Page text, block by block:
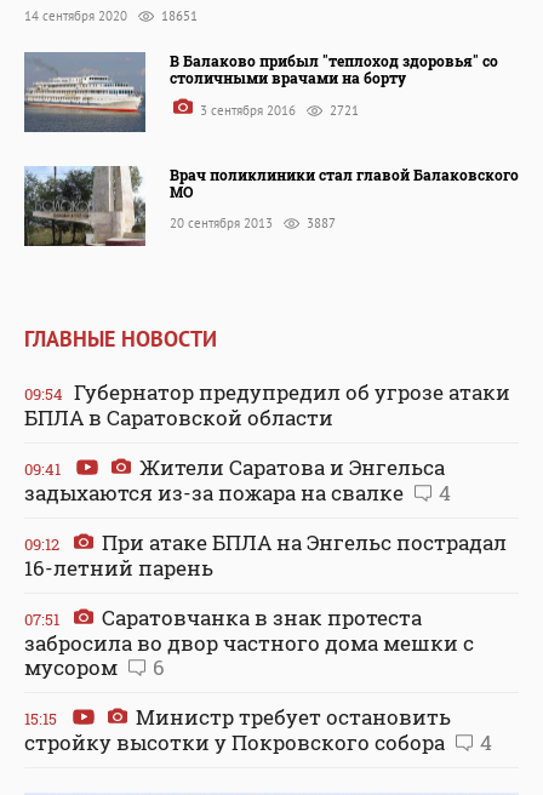
14 сентября 2020 18651
В Балаково прибыл "теплоход здоровья" со
столичными врачами на борту
3 сентября 2016 2721
Врач поликлиники стал главой Балаковского
МО
20 сентября 2013 3887
ГЛАВНЫЕ НОВОСТИ
09:54 Губернатор предупредил об угрозе атаки
БПЛА в Саратовской области
09:41
Жители Саратова и Энгельса
задыхаются из-за пожара на свалке
4
09:12
При атаке БПЛА на Энгельс пострадал
16-летний парень
07:51
Саратовчанка в знак протеста
забросила во двор частного дома мешки с
мусором
6
15:15
Министр требует остановить
стройку высотки у Покровского собора
4